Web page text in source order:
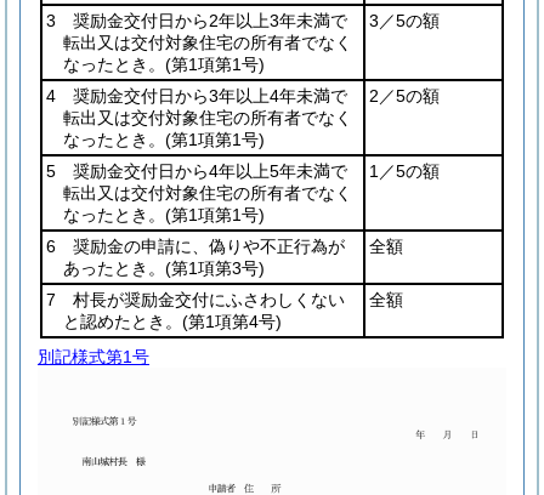
3 奨励金交付日から2年以上3年未満で
転出又は交付対象住宅の所有者でなく
なったとき。 (第1項第1号)
3／5の額
4 奨励金交付日から3年以上4年未満で
転出又は交付対象住宅の所有者でなく
なったとき。 (第1項第1号)
2／5の額
5 奨励金交付日から4年以上5年未満で
転出又は交付対象住宅の所有者でなく
なったとき。 (第1項第1号)
1／5の額
6 奨励金の申請に、偽りや不正行為が
あったとき。 (第1項第3号)
全額
7 村長が奨励金交付にふさわしくない
と認めたとき。 (第1項第4号)
全額
別記様式第1号